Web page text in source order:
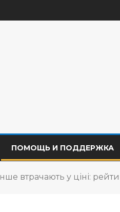
ПОМОЩЬ И ПОДДЕРЖКА
втрачають у ціні: